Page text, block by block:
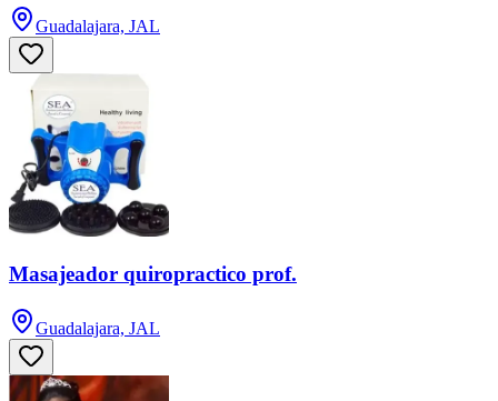
Guadalajara, JAL
Masajeador quiropractico prof.
Guadalajara, JAL